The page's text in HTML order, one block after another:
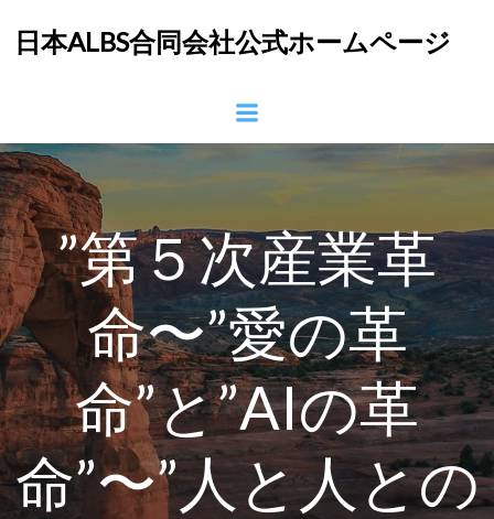
ン
ツ
へ
ス
プ
日本ALBS合同会社公式ホームページ
”第５次産業革
命〜”愛の革
命”と”AIの革
命”〜”人と人との